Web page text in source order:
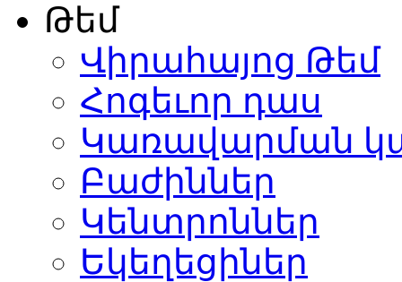
Թեմ
Վիրահայոց Թեմ
Հոգեւոր դաս
Կառավարման
Բաժիններ
Կենտրոններ
Եկեղեցիներ